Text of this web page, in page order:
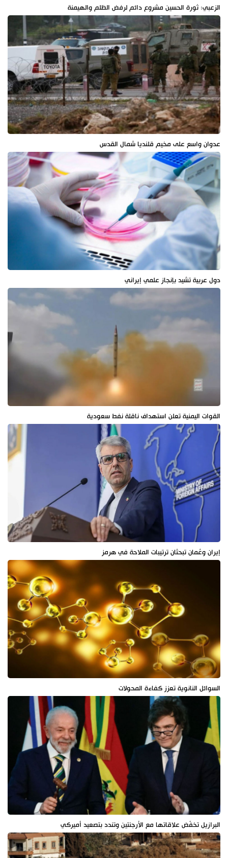
الزعبي: ثورة الحسين مشروع دائم لرفض الظلم والهيمنة
عدوان واسع على مخيم قلنديا شمال القدس
دول عربية تشيد بإنجاز علمي إيراني
القوات اليمنية تعلن استهداف ناقلة نفط سعودية
إيران وعُمان تبحثان ترتيبات الملاحة في هرمز
السوائل النانوية تعزز كفاءة المحولات
البرازيل تخفّض علاقاتها مع الأرجنتين وتندد بتصعيد أميركي